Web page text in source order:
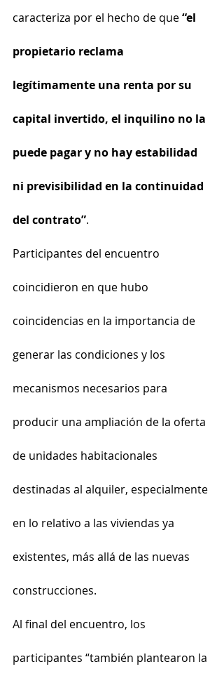
caracteriza por el hecho de que “el
propietario reclama
legítimamente una renta por su
capital invertido, el inquilino no la
puede pagar y no hay estabilidad
ni previsibilidad en la continuidad
del contrato”.
Participantes del encuentro
coincidieron en que hubo
coincidencias en la importancia de
generar las condiciones y los
mecanismos necesarios para
producir una ampliación de la oferta
de unidades habitacionales
destinadas al alquiler, especialmente
en lo relativo a las viviendas ya
existentes, más allá de las nuevas
construcciones.
Al final del encuentro, los
participantes “también plantearon la